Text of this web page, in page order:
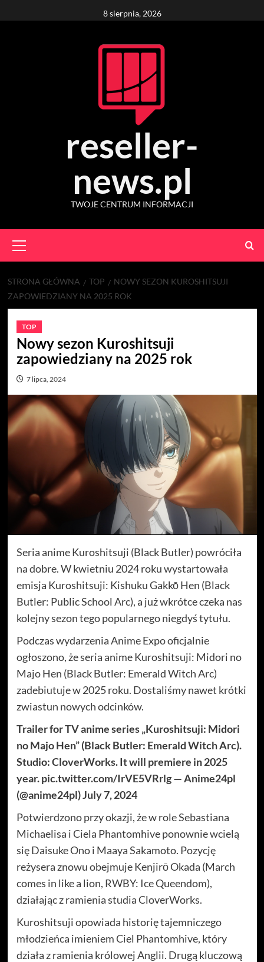
to
8 sierpnia, 2026
reseller-
news.pl
TWOJE CENTRUM INFORMACJI
Menu
STRONA GŁÓWNA TOP
NOWY SEZON KUROSHITSUJI
ZAPOWIEDZIANY NA 2025 ROK
TOP
Nowy sezon Kuroshitsuji
zapowiedziany na 2025 rok
7 lipca, 2024
Seria anime Kuroshitsuji (Black Butler) powróciła
na dobre. W kwietniu 2024 roku wystartowała
emisja Kuroshitsuji: Kishuku Gakkō Hen (Black
Butler: Public School Arc), a już wkrótce czeka nas
kolejny sezon tego popularnego niegdyś tytułu.
Podczas wydarzenia Anime Expo oficjalnie
ogłoszono, że seria anime Kuroshitsuji: Midori no
Majo Hen (Black Butler: Emerald Witch Arc)
zadebiutuje w 2025 roku. Dostaliśmy nawet krótki
zwiastun nowych odcinków.
Trailer for TV anime series „Kuroshitsuji: Midori
no Majo Hen” (Black Butler: Emerald Witch Arc).
Studio: CloverWorks. It will premiere in 2025
year. pic.twitter.com/IrVE5VRrlg — Anime24pl
(@anime24pl) July 7, 2024
Potwierdzono przy okazji, że w role Sebastiana
Michaelisa i Ciela Phantomhive ponownie wcielą
się Daisuke Ono i Maaya Sakamoto. Pozycję
reżysera znowu obejmuje Kenjirō Okada (March
comes in like a lion, RWBY: Ice Queendom),
działając z ramienia studia CloverWorks.
Kuroshitsuji opowiada historię tajemniczego
młodzieńca imieniem Ciel Phantomhive, który
działa z ramienia królowej Anglii. Drugą kluczową